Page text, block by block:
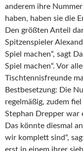
anderem ihre
haben, haben sie die
Den größten Anteil
Spitzenspieler
Spiel machen“, sagt
Spiel machen“. Vor
Tischtennisfreunde
Bestbesetzung: Die
regelmäßig, zudem
Stephan Drepper war
Das könnte diesmal
wir komplett sind“,